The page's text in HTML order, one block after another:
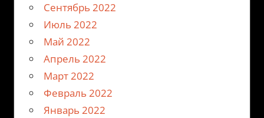
Сентябрь 2022
Июль 2022
Май 2022
Апрель 2022
Март 2022
Февраль 2022
Январь 2022